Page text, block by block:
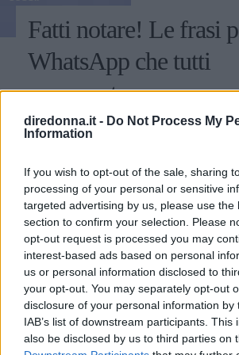
diredonna.it - Do Not Process My
Information
If you wish to opt-out of the sale, sharing
processing of your personal or sensitive
targeted advertising by us, please use the
section to confirm your selection. Please
opt-out request is processed you may
interest-based ads based on personal
us or personal information disclosed to
your opt-out. You may separately opt-out
disclosure of your personal information by
IAB’s list of downstream participants. This
also be disclosed by us to third parties on
Fatti notare! Le frasi
WhatsApp che tutti
commenteranno
Alcuni consigli relativi alle frasi per
ecco come fare colpo sui propri contatti
PERDITA DURANGO